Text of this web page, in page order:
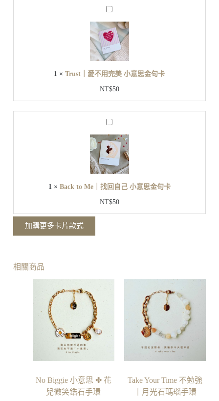
自
小
意
思
金
卡
T
u
s
t
｜
不
用
意
思
金
句
卡
1 ×Trust｜愛不用完美 小意思金句卡
NT$50
B
c
k
t
o
M
｜
找
回
1 × Back to Me｜找回自己 小意思金句卡
NT$50
加購更多卡片款式
相關商品
No Biggie 小意思 ✤ 花
兒微笑鋯石手環
Take Your Time 不勉強
｜月光石瑪瑙手環